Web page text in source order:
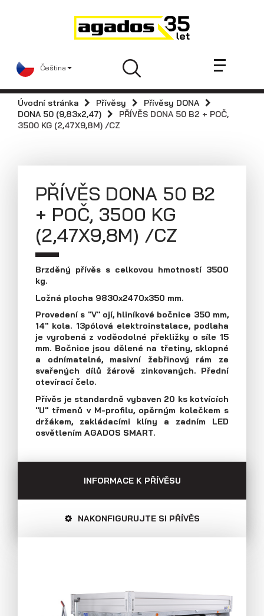
Čeština
Novinky a články
Prodejci
Kontakt
Videa
AGADOS
Skladové přívěsy
Praktické informace
Kariéra
Navštivte nás
Průmyslová 2081, 594 01 Velké Meziříčí
Tel: +420 566 653 311
Fax: +420 566 653 368
E-mail: obchod@agados.cz
Sledujte nás
AGA KIT
Přívěsy s koly vedle ložné plochy
(plechové bočnice)
(překližkové a hliníkové bočnice)
Úvodní stránka Přívěsy
Přívěsy DONA
DONA 50 (9,83x2,47)
PŘÍVĚS DONA 50 B2 + POČ,
3500 KG (2,47X9,8M) /CZ
PŘÍVĚS DONA 50 B2
+ POČ, 3500 KG
(2,47X9,8M) /CZ
Brzděný přívěs s celkovou hmotností 3500
kg.
Ložná plocha 9830x2470x350 mm.
Provedení s "V" ojí, hliníkové bočnice 350 mm,
14" kola. 13pólová elektroinstalace, podlaha
je vyrobená z voděodolné překližky o síle 15
mm. Bočnice jsou dělené na třetiny, sklopné
a odnímatelné, masivní žebřinový rám ze
svařených dílů žárově zinkovaných. Přední
otevírací čelo.
Přívěs je standardně vybaven 20 ks kotvících
"U" třmenů v M-profilu, opěrným kolečkem s
držákem, zakládacími klíny a zadním LED
osvětlením AGADOS SMART.
INFORMACE K PŘÍVĚSU
NAKONFIGURUJTE SI PŘÍVĚS